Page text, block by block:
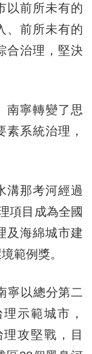
以前所未有的
、前所未有的
合治理，堅決
寧轉變了思
系統治理，
那考河經過
項目成為全國
及海綿城市建
範例獎。
以總分第二
示範城市，
攻堅戰，目